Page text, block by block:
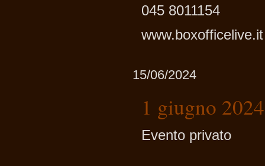
045 8011154
www.boxofficelive.it
15/06/2024
1 giugno
Evento privato